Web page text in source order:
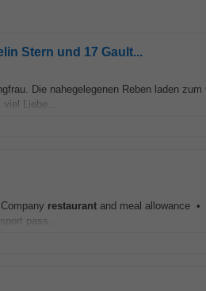
Stern und 17 Gault...
Die nahegelegenen Reben laden zum
Liebe...
restaurant and meal allowance •
pass...